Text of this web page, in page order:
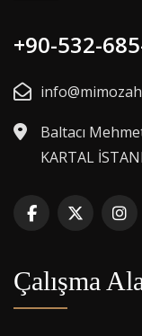
+90-532-
Baltacı
KARTAL
Çalışma